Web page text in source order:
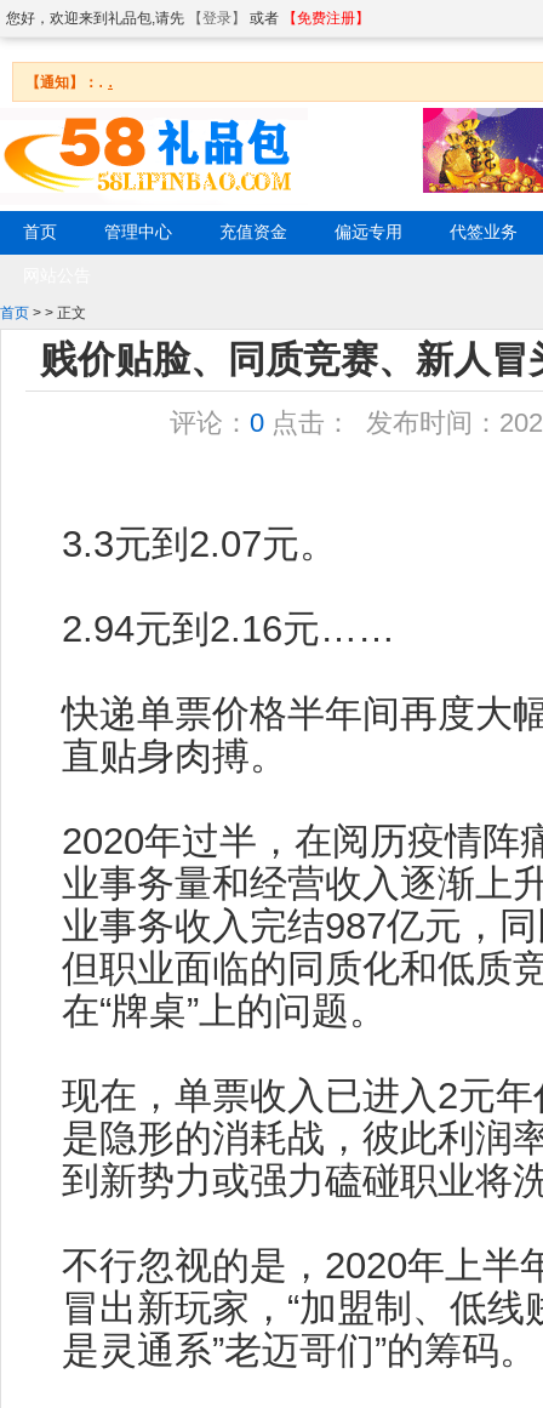
您好，欢迎来到礼品包,请先 【登录】 或者 【免费注册】
【通知】： . .
首页 管理中心 充值资金 偏远专用 代签业务
首页 > > 正文
贱价贴脸、同质竞赛、新人冒
评论： 0 点击： 发布时间：
3.3元到2.07元。
2.94元到2.16元……
快递单票价格半年间再度大
直贴身肉搏。
2020年过半，在阅历疫情阵
业事务量和经营收入逐渐上
业事务收入完结987亿元，
但职业面临的同质化和低质
在“牌桌”上的问题。
现在，单票收入已进入2元
是隐形的消耗战，彼此利润
到新势力或强力磕碰职业将
不行忽视的是，2020年上半
冒出新玩家，“加盟制、低线
是灵通系”老迈哥们”的筹码。